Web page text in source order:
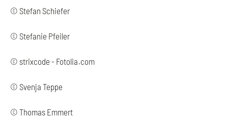
© Stefan Schiefer
© Stefanie Pfeiler
© strixcode - Fotolia.com
© Svenja Teppe
© Thomas Emmert